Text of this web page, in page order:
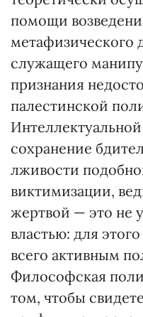
помощи
метафизического
служащего
признания
палестинской
Интеллектуальной
сохранение
лживости
виктимизации,
жертвой — это не
властью: для
всего активным
Философская
том, чтобы